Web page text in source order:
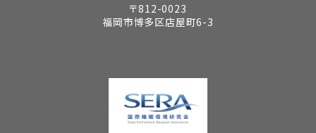
〒812-0023
福岡市博多区店屋町6-3